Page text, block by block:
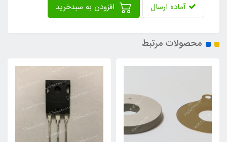
آماده ارسال
محصولات مرتبط